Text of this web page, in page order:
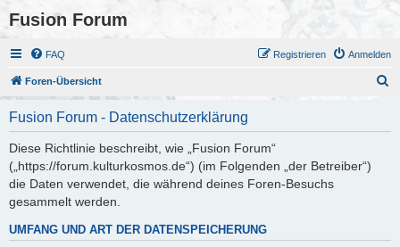
Fusion Forum
FAQ Anmelden
Registrieren
Foren-Übersicht
Fusion Forum - Datenschutzerklärung
Diese Richtlinie beschreibt, wie „Fusion Forum“
(„https://forum.kulturkosmos.de“) (im Folgenden „der Betreiber“)
die Daten verwendet, die während deines Foren-Besuchs
gesammelt werden.
UMFANG UND ART DER DATENSPEICHERUNG